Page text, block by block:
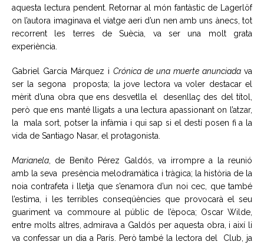
aquesta lectura pendent. Retornar al món fantàstic de Lagerlöf
on l’autora imaginava el viatge aeri d’un nen amb uns ànecs, tot
recorrent les terres de Suècia, va ser una molt grata
experiència.
Gabriel García Márquez i Crónica de una muerte anunciada va
ser la segona proposta; la jove lectora va voler destacar el
mèrit d’una obra que ens desvetlla el desenllaç des del títol,
però que ens manté lligats a una lectura apassionant on l’atzar,
la mala sort, potser la infàmia i qui sap si el destí posen fi a la
vida de Santiago Nasar, el protagonista.
Marianela , de Benito Pérez Galdós, va irrompre a la reunió
amb la seva presència melodramàtica i tràgica; la història de la
noia contrafeta i lletja que s’enamora d’un noi cec, que també
l’estima, i les terribles conseqüències que provocarà el seu
guariment va commoure al públic de l’època; Oscar Wilde,
entre molts altres, admirava a Galdós per aquesta obra, i així li
va confessar un dia a París. Però també la lectora del Club, ja